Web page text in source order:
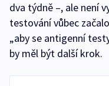
dva týdně –, ale není
testování vůbec
„aby se antigenní
by měl být další krok.